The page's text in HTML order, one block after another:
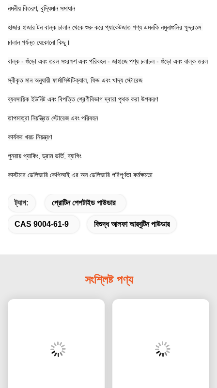
নমনীয় বিতরণ, বুদ্ধিমান সমাধান
হাজার হাজার টন বাল্ক চালান থেকে শুরু করে প্যাকেটজাত পণ্য এমনকি নমুনাগুলির ক্ষুদ্রতম
চালান পর্যন্ত যেকোনো কিছু।
বাল্ক - গুঁড়ো এবং তরল সংরক্ষণ এবং পরিবহন - জাহাজে পণ্য চলাচল - গুঁড়ো এবং বাল্ক তরল
স্বীকৃত মান অনুযায়ী ফার্মাসিউটিক্যাল, ফিড এবং খাদ্য স্টোরেজ
ব্যবসায়িক ইউনিট এবং বিপত্তি শ্রেণীবিভাগ দ্বারা পৃথক করা উপকরণ
তাপমাত্রা নিয়ন্ত্রিত স্টোরেজ এবং পরিবহন
কার্যকর খরচ নিয়ন্ত্রণ
পুনরায় প্যাকিং, ড্রাম ভর্তি, ব্যাগিং
কাস্টমার ডেলিভারি কেপিআই এর অন ডেলিভারি পরিপূর্ণতা কর্মক্ষমতা
ট্যাগ: প্রোটিন পেপটাইড পাউডার
CAS 9004-61-9 বিশুদ্ধ আলফা আরবুটিন পাউডার
সংশ্লিষ্ট পণ্য